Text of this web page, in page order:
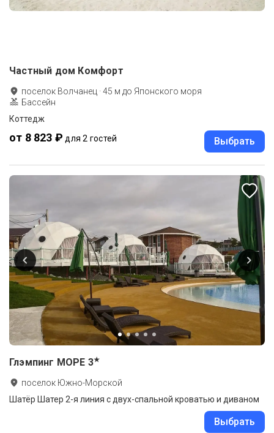
Частный дом Комфорт
поселок Волчанец ·45 м до Японского моря
Бассейн
Коттедж
от 8 823 ₽ для 2 гостей Выбрать
Глэмпинг МОРЕ 3★
поселок Южно-Морской
Шатёр Шатер 2-я линия с двух-спальной кроватью и диваном
Выбрать